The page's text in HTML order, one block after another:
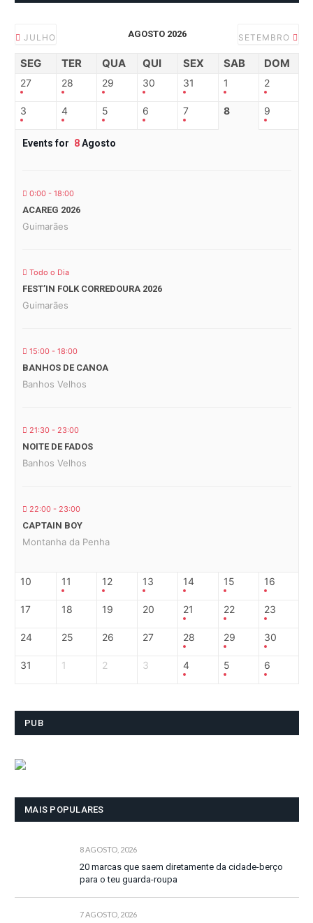
JULHO AGOSTO 2026 SETEMBRO
SEG TER QUA QUI SEX SAB DOM
27 28 29 30 31 1 2
3 4 5 6 7 8 9
Events for 8Agosto
0:00 - 18:00
ACAREG 2026
Guimarães
Todo o Dia
FEST’IN FOLK CORREDOURA 2026
Guimarães
15:00 - 18:00
BANHOS DE CANOA
Banhos Velhos
21:30 - 23:00
NOITE DE FADOS
Banhos Velhos
22:00 - 23:00
CAPTAIN BOY
Montanha da Penha
10 11 12 13 14 15 16
17 18 19 20 21 22 23
24 25 26 27 28 29 30
31 1 2 3 4 5 6
PUB
MAIS POPULARES
8 AGOSTO, 2026
20 marcas que saem diretamente da cidade-berço
para o teu guarda-roupa
7 AGOSTO, 2026